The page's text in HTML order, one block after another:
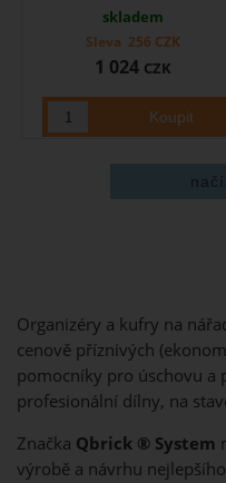
skladem
1 024 CZK
Sleva 256 CZK
Organizéry a kufry na
cenově příznivých
pomocníky pro úschovu a
profesionální dílny, na
Značka Qbrick ® System
výrobě a návrhu